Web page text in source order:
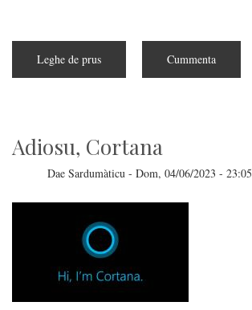
Leghe de prus
e
Cummenta
Adiosu, Cortana
Dae Sardumàticu - Dom, 04/06/2023 - 23:05